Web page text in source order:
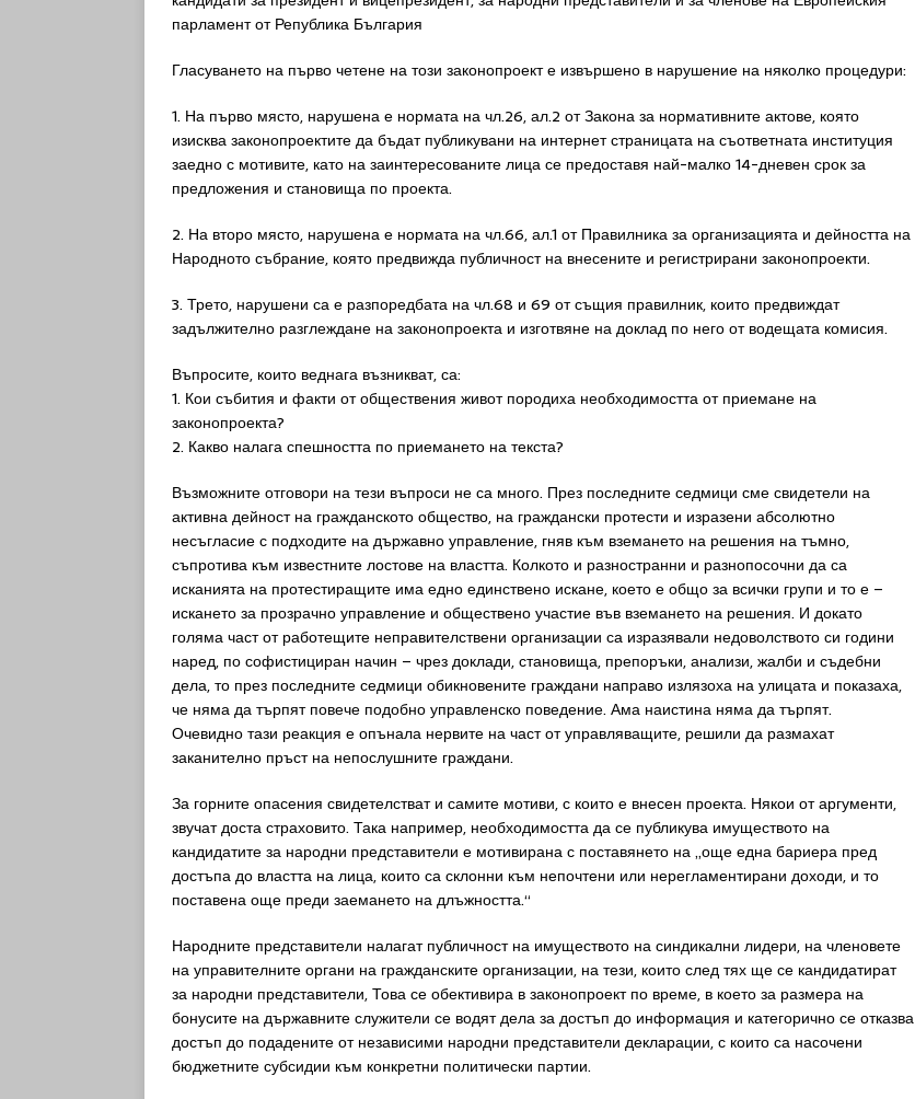
парламент от Република България
Гласуването на първо четене на този законопроект е извършено в нарушение на няколко процедури:
1. На първо място, нарушена е нормата на чл.26, ал.2 от Закона за нормативните актове, която
изисква законопроектите да бъдат публикувани на интернет страницата на съответната институция
заедно с мотивите, като на заинтересованите лица се предоставя най-малко 14-дневен срок за
предложения и становища по проекта.
2. На второ място, нарушена е нормата на чл.66, ал.1 от Правилника за организацията и дейността на
Народното събрание, която предвижда публичност на внесените и регистрирани законопроекти.
3. Трето, нарушени са е разпоредбата на чл.68 и 69 от същия правилник, които предвиждат
задължително разглеждане на законопроекта и изготвяне на доклад по него от водещата комисия.
Въпросите, които веднага възникват, са:
1. Кои събития и факти от обществения живот породиха необходимостта от приемане на
законопроекта?
2. Какво налага спешността по приемането на текста?
Възможните отговори на тези въпроси не са много. През последните седмици сме свидетели на
активна дейност на гражданското общество, на граждански протести и изразени абсолютно
несъгласие с подходите на държавно управление, гняв към вземането на решения на тъмно,
съпротива към известните лостове на властта. Колкото и разностранни и разнопосочни да са
исканията на протестиращите има едно единствено искане, което е общо за всички групи и то е –
искането за прозрачно управление и обществено участие във вземането на решения. И докато
голяма част от работещите неправителствени организации са изразявали недоволството си години
наред, по софистициран начин – чрез доклади, становища, препоръки, анализи, жалби и съдебни
дела, то през последните седмици обикновените граждани направо излязоха на улицата и показаха,
че няма да търпят повече подобно управленско поведение. Ама наистина няма да търпят.
Очевидно тази реакция е опънала нервите на част от управляващите, решили да размахат
заканително пръст на непослушните граждани.
За горните опасения свидетелстват и самите мотиви, с които е внесен проекта. Някои от аргументи,
звучат доста страховито. Така например, необходимостта да се публикува имуществото на
кандидатите за народни представители е мотивирана с поставянето на „още една бариера пред
достъпа до властта на лица, които са склонни към непочтени или нерегламентирани доходи, и то
поставена още преди заемането на длъжността.“
Народните представители налагат публичност на имуществото на синдикални лидери, на членовете
на управителните органи на гражданските организации, на тези, които след тях ще се кандидатират
за народни представители, Това се обективира в законопроект по време, в което за размера на
бонусите на държавните служители се водят дела за достъп до информация и категорично се отказва
достъп до подадените от независими народни представители декларации, с които са насочени
бюджетните субсидии към конкретни политически партии.